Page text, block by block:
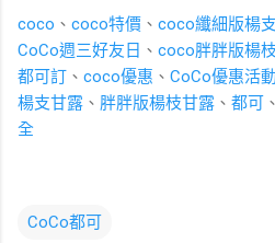
coco 、 coco特價 、 coco纖細版楊
CoCo週三好友日 、 coco胖胖版楊
都可訂 、 coco優惠 、 CoCo優惠活動
楊支甘露 、 胖胖版楊枝甘露 、 都可 、
全
CoCo都可